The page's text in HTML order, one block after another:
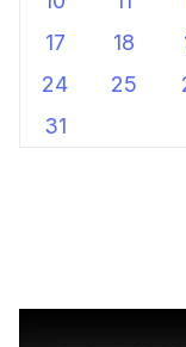
17
18
24
25
31